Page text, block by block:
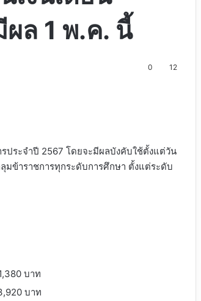
ล 1 พ.ค. นี้
0 12
ประจำปี 2567 โดยจะมีผลบังคับใช้ตั้งแต่วัน
ข้าราชการทุกระดับการศึกษา ตั้งแต่ระดับ
บาท
บาท